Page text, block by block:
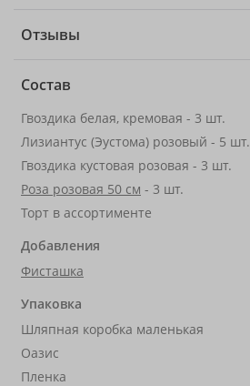
Отзывы
Состав
Гвоздика белая, кремовая - 3 шт.
Лизиантус (Эустома) розовый - 5 шт.
Гвоздика кустовая розовая - 3 шт.
Роза розовая 50 см - 3 шт.
Торт в ассортименте
Добавления
Фисташка
Упаковка
Шляпная коробка маленькая
Оазис
Пленка